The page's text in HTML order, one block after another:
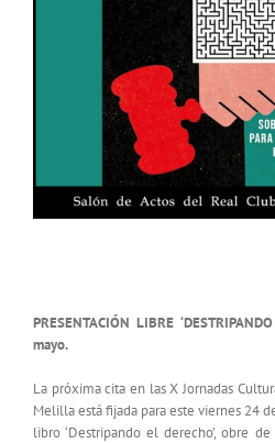
PRESENTACIÓN LIBRE
mayo.
La próxima cita en las X Jornadas
Melilla está fijada para este viernes 24
libro ‘Destripando el derecho’, obre